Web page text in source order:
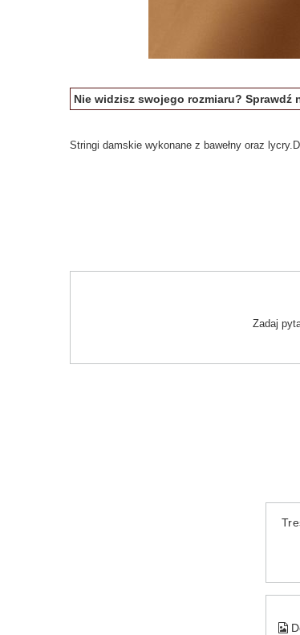
Nie widzisz swojego rozmiaru? Sprawdź
Stringi damskie wykonane z bawełny oraz
Zadaj